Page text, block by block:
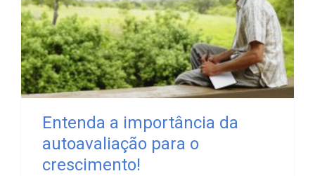
Entenda a importância da
autoavaliação para o
crescimento!